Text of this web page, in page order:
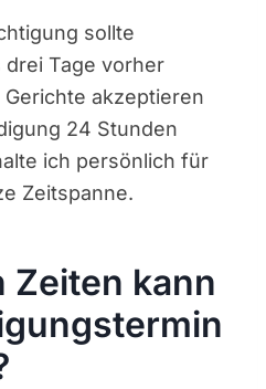
sollte
Tage vorher
akzeptieren
24 Stunden
ich persönlich für
Zeitspanne.
Zeiten kann